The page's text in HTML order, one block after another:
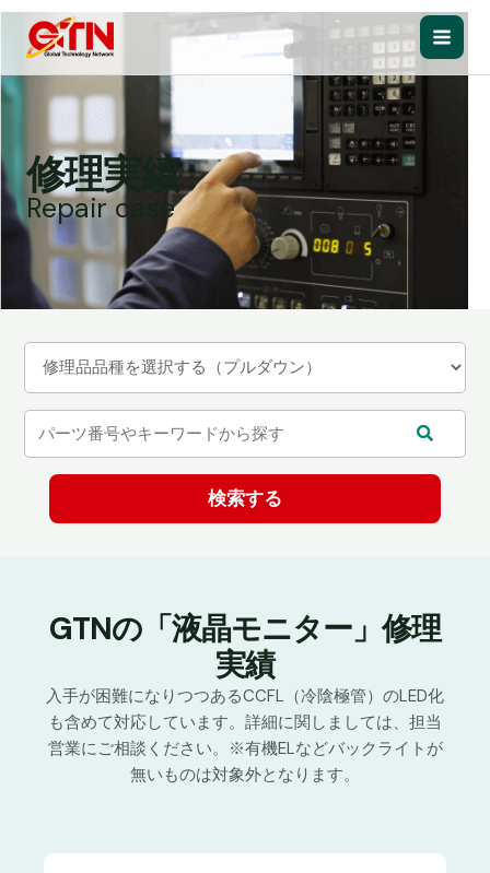
内
ス
プ
Main
修理実績
Repair case
GTNの「液晶モニター」修理
実績
入手が困難になりつつあるCCFL（冷陰極管）のLED化
も含めて対応しています。詳細に関しましては、担当
営業にご相談ください。※有機ELなどバックライトが
無いものは対象外となります。